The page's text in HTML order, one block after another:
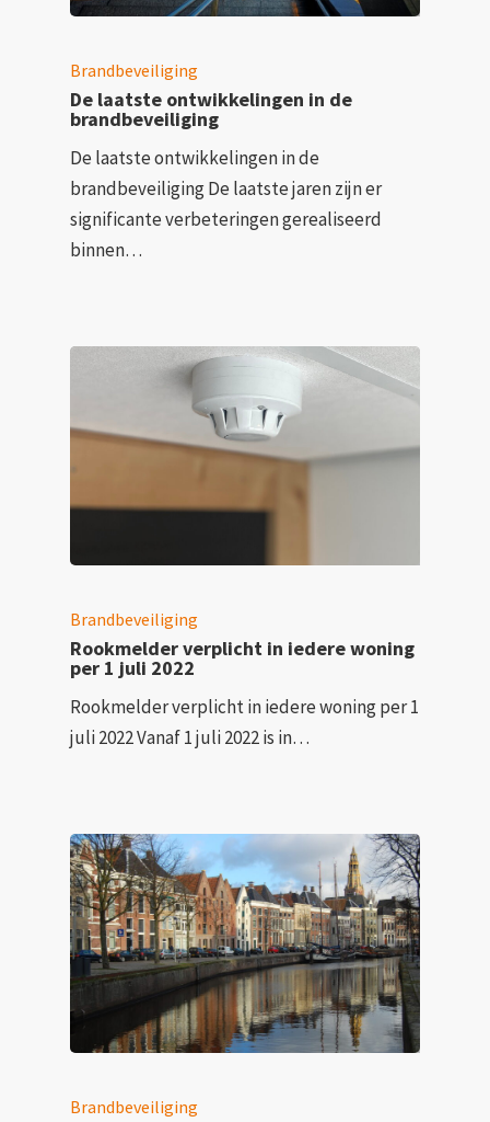
Brandbeveiliging
De laatste ontwikkelingen in de
brandbeveiliging
De laatste ontwikkelingen in de
brandbeveiliging De laatste jaren zijn er
significante verbeteringen gerealiseerd
binnen…
Brandbeveiliging
Rookmelder verplicht in iedere woning
per 1 juli 2022
Rookmelder verplicht in iedere woning per 1
juli 2022 Vanaf 1 juli 2022 is in…
Brandbeveiliging